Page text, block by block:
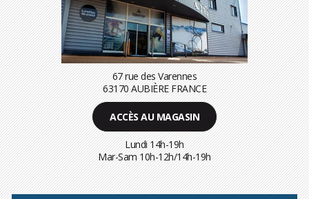
67 rue des Varennes
63170 AUBIÈRE FRANCE
ACCÈS AU MAGASIN
Lundi 14h-19h
Mar-Sam 10h-12h/14h-19h